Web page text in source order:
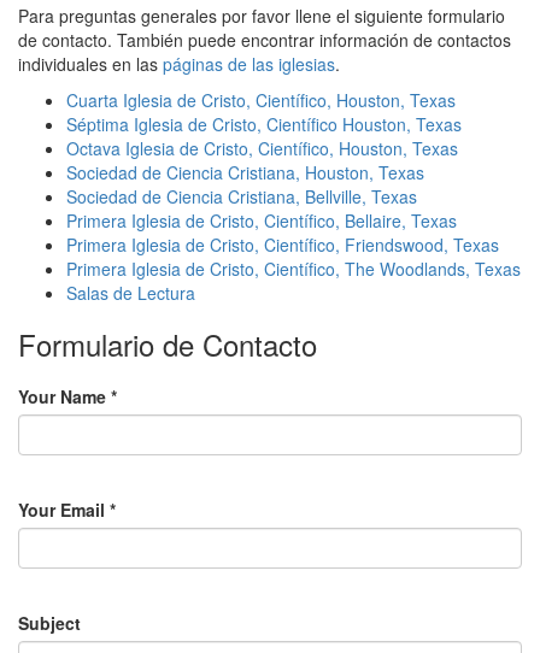
Para preguntas generales por favor llene el siguiente formulario
de contacto. También puede encontrar información de contactos
individuales en las páginas de las iglesias.
Cuarta Iglesia de Cristo, Científico, Houston, Texas
Séptima Iglesia de Cristo, Científico Houston, Texas
Octava Iglesia de Cristo, Científico, Houston, Texas
Sociedad de Ciencia Cristiana, Houston, Texas
Sociedad de Ciencia Cristiana, Bellville, Texas
Primera Iglesia de Cristo, Científico, Bellaire, Texas
Primera Iglesia de Cristo, Científico, Friendswood, Texas
Primera Iglesia de Cristo, Científico, The Woodlands, Texas
Salas de Lectura
Formulario de Contacto
Your Name *
Your Email *
Subject